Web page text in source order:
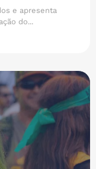
e apresenta
do...